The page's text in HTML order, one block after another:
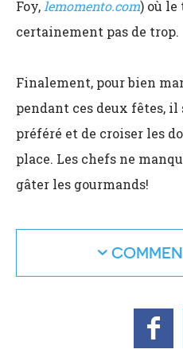
Foy, lemomento.com) où le
certainement pas de trop.
Finalement, pour bien
pendant ces deux fêtes, il
préféré et de croiser les
place. Les chefs ne
gâter les gourmands!